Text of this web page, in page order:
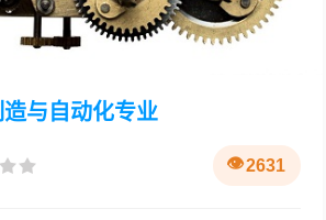
与自动化专业
2631